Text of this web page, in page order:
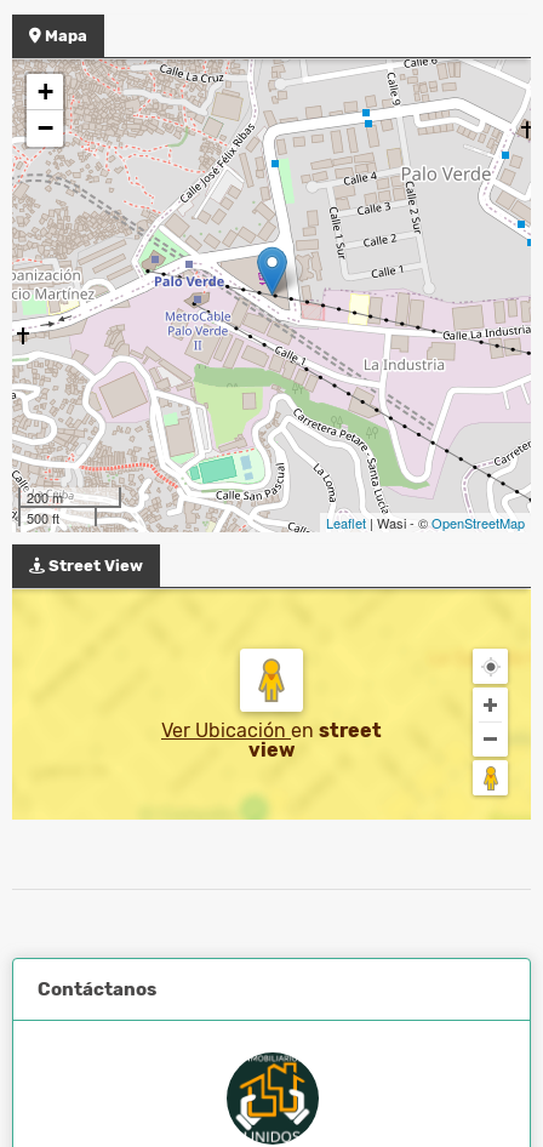
Mapa
+
−
200 m
500 ft
Leaflet | Wasi - ©OpenStreetMap
Street View
Ver Ubicación en street
view
Contáctanos